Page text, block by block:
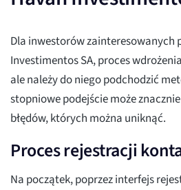
Dla inwestorów zainteresowanych
Investimentos SA, proces
ale należy do niego podchodzić
stopniowe podejście może
błędów, których można uniknąć.
Proces rejestracji
Na początek, poprzez interfejs